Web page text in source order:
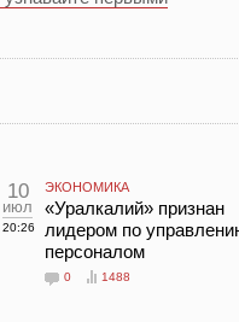
10
июл
20:26
ЭКОНОМИКА
«Уралкалий» признан
лидером по
персоналом
0 1488